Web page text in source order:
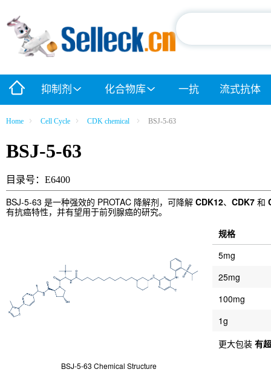
抑制剂 化合物库 一抗 流式抗体
Home Cell Cycle CDK chemical BSJ-5-63
BSJ-5-63
目录号：E6400
BSJ-5-63 是一种强效的 PROTAC 降解剂，可降解 CDK12、 CDK7 和
有抗癌特性，并有望用于前列腺癌的研究。
BSJ-5-63 Chemical Structure
规格
5mg
25mg
100mg
1g
更大包装 有